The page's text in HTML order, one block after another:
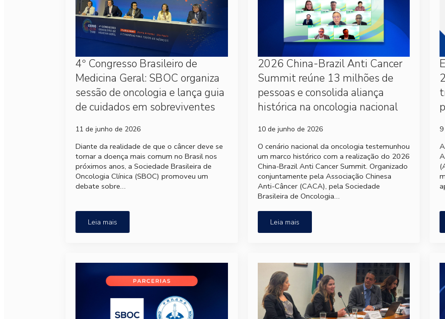
4º Congresso Brasileiro de
Medicina Geral: SBOC organiza
sessão de oncologia e lança guia
de cuidados em sobreviventes
11 de junho de 2026
Diante da realidade de que o câncer deve se
tornar a doença mais comum no Brasil nos
próximos anos, a Sociedade Brasileira de
Oncologia Clínica (SBOC) promoveu um
debate sobre…
Leia mais
2026 China-Brazil Anti Cancer
Summit reúne 13 milhões de
pessoas e consolida aliança
histórica na oncologia nacional
10 de junho de 2026
O cenário nacional da oncologia testemunhou
um marco histórico com a realização do 2026
China-Brazil Anti Cancer Summit. Organizado
conjuntamente pela Associação Chinesa
Anti-Câncer (CACA), pela Sociedade
Brasileira de Oncologia…
Leia mais